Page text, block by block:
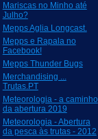
Mariscas no Minho até
Julho?
Mepps Aglia Longcast.
Mepps e Rapala no
Facebook!
Mepps Thunder Bugs
Merchandising ...
Trutas.PT
Meteorologia - a caminho
da abertura 2019
Meteorologia - Abertura
da pesca às trutas - 2012